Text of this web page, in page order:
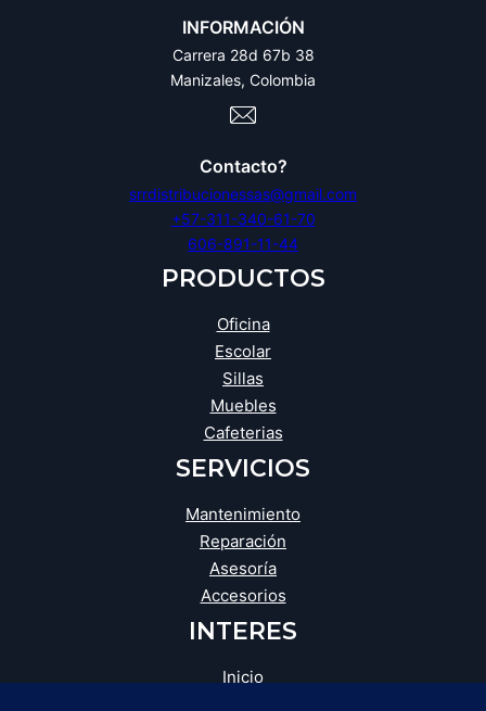
INFORMACIÓN
Carrera 28d 67b 38
Manizales, Colombia
Contacto?
srrdistribucionessas@gmail.com
+57-311-340-61-70
606-891-11-44
PRODUCTOS
Oficina
Escolar
Sillas
Muebles
Cafeterias
SERVICIOS
Mantenimiento
Reparación
Asesoría
Accesorios
INTERES
Inicio